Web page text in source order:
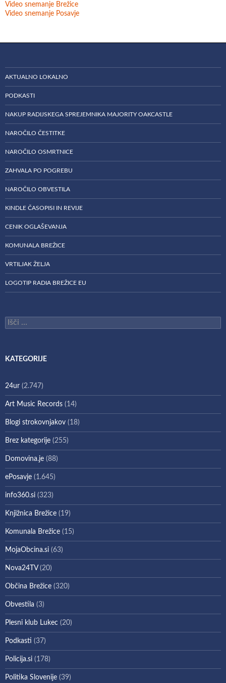
Video snemanje Brežice
Video snemanje Posavje
AKTUALNO LOKALNO
PODKASTI
NAKUP RADIJSKEGA SPREJEMNIKA MAJORITY OAKCASTLE
NAROČILO ČESTITKE
NAROČILO OSMRTNICE
ZAHVALA PO POGREBU
NAROČILO OBVESTILA
KINDLE ČASOPISI IN REVIJE
CENIK OGLAŠEVANJA
KOMUNALA BREŽICE
VRTILJAK ŽELJA
LOGOTIP RADIA BREŽICE EU
Išči:
KATEGORIJE
24ur (2.747)
Art Music Records (14)
Blogi strokovnjakov (18)
Brez kategorije (255)
Domovina.je (88)
ePosavje (1.645)
info360.si (323)
Knjižnica Brežice (19)
Komunala Brežice (15)
MojaObcina.si (63)
Nova24TV(20)
Občina Brežice (320)
Obvestila (3)
Plesni klub Lukec (20)
Podkasti (37)
Policija.si (178)
Politika Slovenije (39)